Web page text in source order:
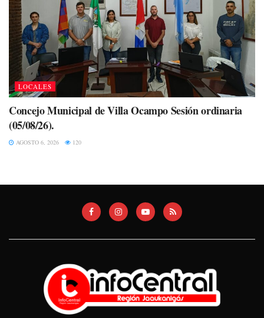
LOCALES
Concejo Municipal de Villa Ocampo Sesión ordinaria
(05/08/26).
AGOSTO 6, 2026 120